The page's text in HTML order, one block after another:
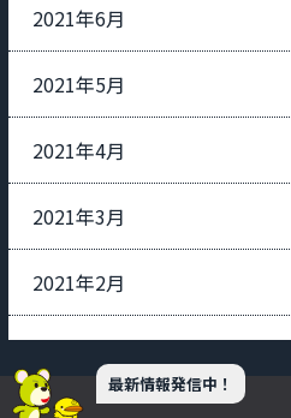
2021年6月
2021年5月
2021年4月
2021年3月
2021年2月
最新情報発信中！